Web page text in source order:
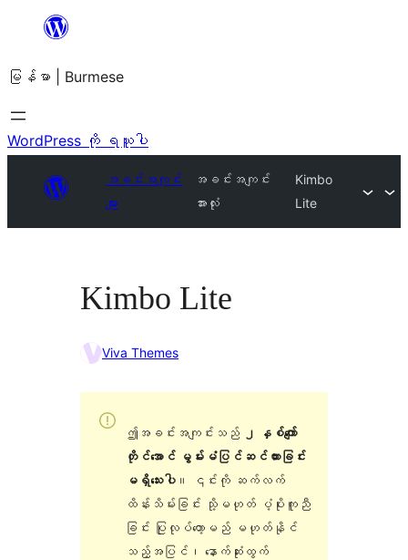
အကြောင်းအရာ
ကျော်သွား
ရန်
မြန်မာ | Burmese
WordPress ကို ရယူပါ
အခင်းအကျင်း
များ
အခင်းအကျင်း
အားလုံး
Kimbo
Lite
Kimbo Lite
Viva Themes
ဤအခင်းအကျင်းသည်
၂ နှစ်ကျော်
တိုင်အောင် မွမ်းမံပြင်ဆင်ထားခြင်း
မရှိသေးပါ။ ၎င်းကို ဆက်လက်
ထိန်းသိမ်းခြင်း သို့မဟုတ် ပံ့ပိုးကူညီ
ခြင်း ပြုလုပ်တော့မည် မဟုတ်နိုင်
သည့်အပြင်၊ နောက်ဆုံးထွက်